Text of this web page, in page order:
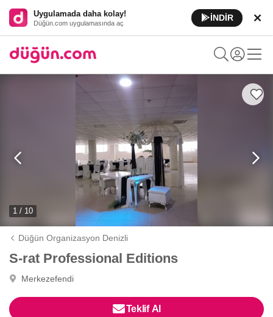
Uygulamada daha kolay!
Düğün.com uygulamasında aç
İNDİR
1 / 10
Düğün Organizasyon Denizli
S-rat Professional Editions
Merkezefendi
Teklif Al